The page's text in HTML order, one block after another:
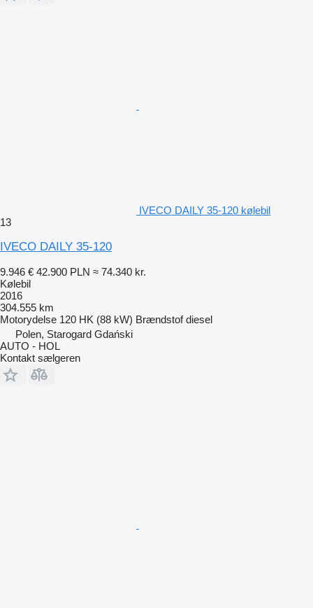
IVECO DAILY 35-120 kølebil
13
IVECO DAILY 35-120
9.946 € 42.900 PLN ≈ 74.340 kr.
Kølebil
2016
304.555 km
Motorydelse 120 HK (88 kW) Brændstof diesel
Polen, Starogard Gdański
AUTO - HOL
Kontakt sælgeren